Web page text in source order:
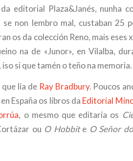
editorial Plaza&Janés, nunha
non lembro mal, custaban 25
os da colección Reno, mais eses
na de «Junor», en Vilalba,
si que tamén o teño na memoria.
lía de Ray Bradbury. Poucos
España os libros da Editorial
, o mesmo que editaría os
ou O Hobbite O Señor